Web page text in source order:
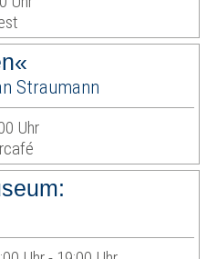
Straumann
Uhr